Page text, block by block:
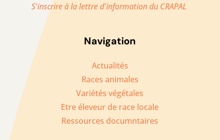
S'inscrire à la lettre d'information du CRAPAL
Navigation
Actualités
Races animales
Variétés végétales
Etre éleveur de race locale
Ressources documntaires